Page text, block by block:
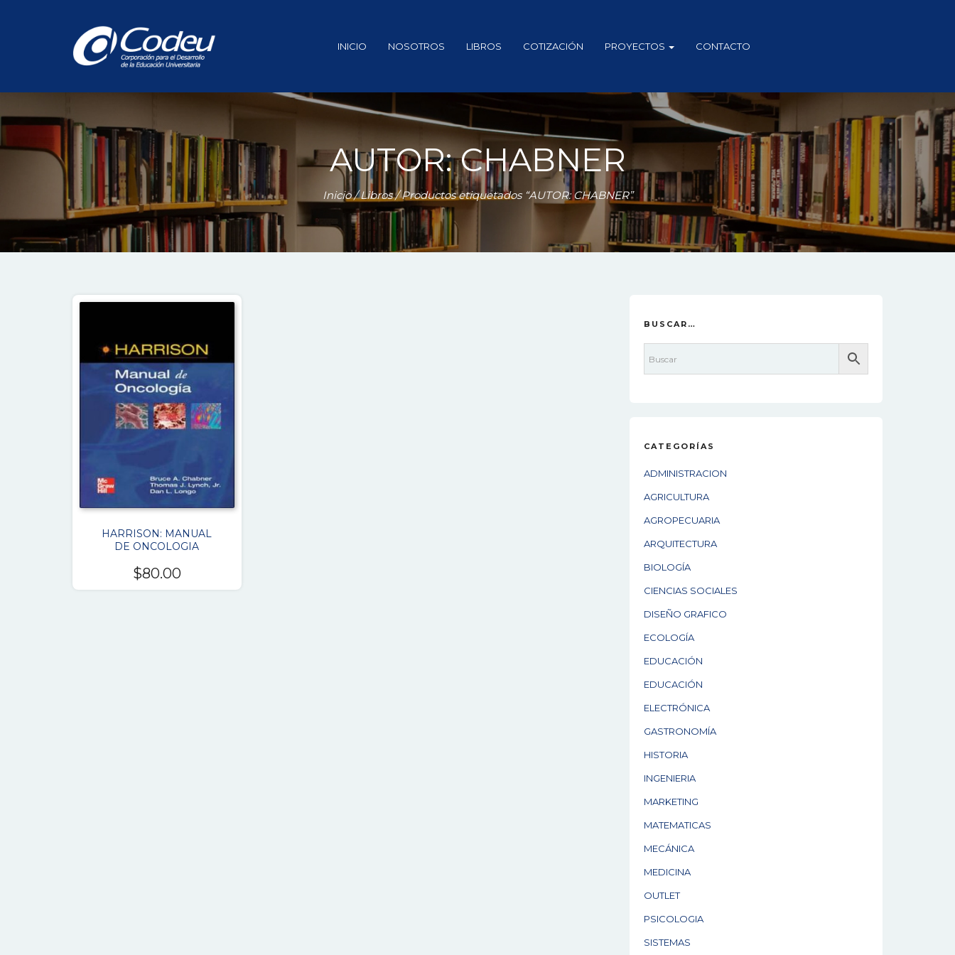
INICIO NOSOTROS LIBROS COTIZACIÓN PROYECTOS CONTACTO
AUTOR: CHABNER
Inicio/Libros/ Productos etiquetados “AUTOR: CHABNER”
HARRISON: MANUAL
DE ONCOLOGIA
$80.00
BUSCAR…
CATEGORÍAS
ADMINISTRACION
AGRICULTURA
AGROPECUARIA
ARQUITECTURA
BIOLOGÍA
CIENCIAS SOCIALES
DISEÑO GRAFICO
ECOLOGÍA
EDUCACIÓN
EDUCACIÓN
ELECTRÓNICA
GASTRONOMÍA
HISTORIA
INGENIERIA
MARKETING
MATEMATICAS
MECÁNICA
MEDICINA
OUTLET
PSICOLOGIA
SISTEMAS